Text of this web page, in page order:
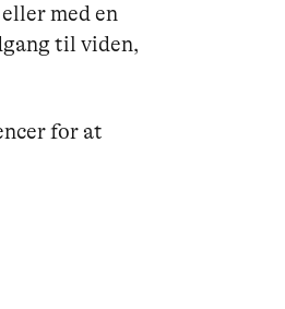
med en
til viden,
for at